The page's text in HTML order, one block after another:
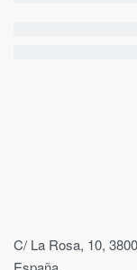
C/ La Rosa, 10,